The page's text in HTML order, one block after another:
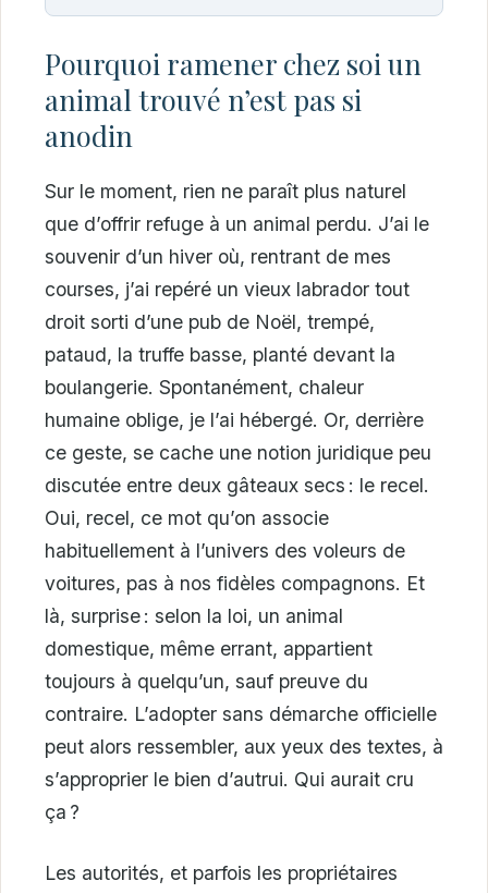
Pourquoi ramener chez soi un
animal trouvé n’est pas si
anodin
Sur le moment, rien ne paraît plus naturel
que d’offrir refuge à un animal perdu. J’ai le
souvenir d’un hiver où, rentrant de mes
courses, j’ai repéré un vieux labrador tout
droit sorti d’une pub de Noël, trempé,
pataud, la truffe basse, planté devant la
boulangerie. Spontanément, chaleur
humaine oblige, je l’ai hébergé. Or, derrière
ce geste, se cache une notion juridique peu
discutée entre deux gâteaux secs : le recel.
Oui, recel, ce mot qu’on associe
habituellement à l’univers des voleurs de
voitures, pas à nos fidèles compagnons. Et
là, surprise : selon la loi, un animal
domestique, même errant, appartient
toujours à quelqu’un, sauf preuve du
contraire. L’adopter sans démarche officielle
peut alors ressembler, aux yeux des textes, à
s’approprier le bien d’autrui. Qui aurait cru
ça ?
Les autorités, et parfois les propriétaires